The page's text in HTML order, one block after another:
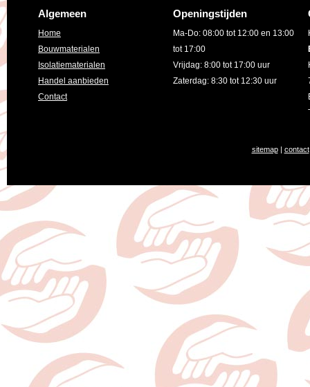
Algemeen
Home
Bouwmaterialen
Isolatiematerialen
Handel aanbieden
Contact
Openingstijden
Ma-Do: 08:00 tot 12:00 en 13:00
tot 17:00
Vrijdag: 8:00 tot 17:00 uur
Zaterdag: 8:30 tot 12:30 uur
sitemap| contact